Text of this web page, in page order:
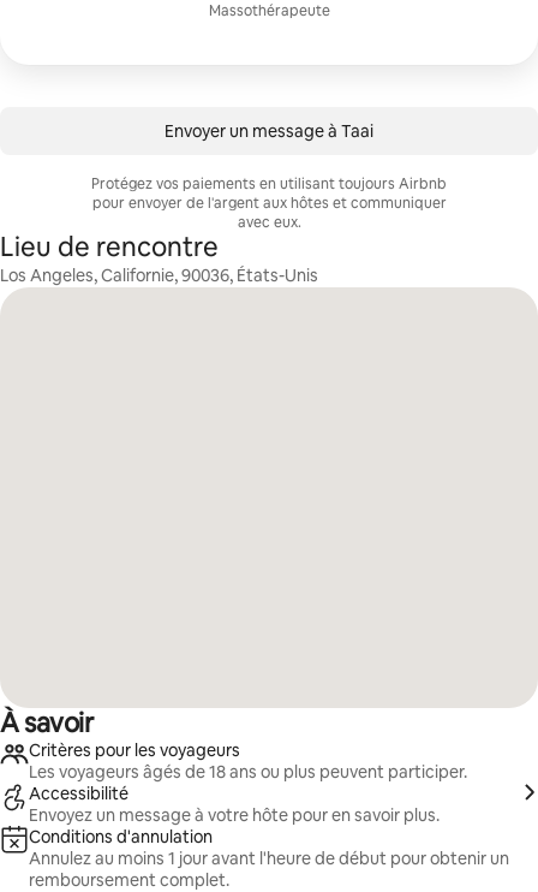
Massothérapeute
Envoyer un message à Taai
Protégez vos paiements en utilisant toujours Airbnb
pour envoyer de l'argent aux hôtes et communiquer
avec eux.
Lieu de rencontre
Los Angeles, Californie, 90036, États-Unis
À savoir
Critères pour les voyageurs
Les voyageurs âgés de 18 ans ou plus peuvent participer.
Accessibilité
Envoyez un message à votre hôte pour en savoir plus.
Conditions d'annulation
Annulez au moins 1 jour avant l'heure de début pour obtenir un
remboursement complet.